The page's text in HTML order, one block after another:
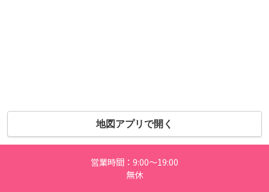
地図アプリで開く
営業時間：9:00～19:00
無休